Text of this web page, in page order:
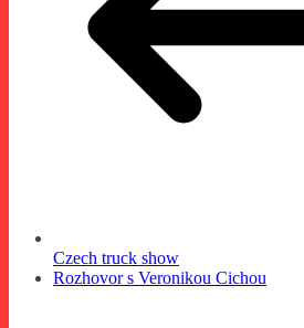
Czech truck show
Rozhovor s Veronikou Cichou